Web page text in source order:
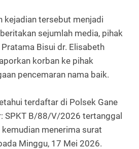
kejadian tersebut menjadi
sejumlah media, pihak
Bisui dr. Elisabeth
korban ke pihak
pencemaran nama baik.
terdaftar di Polsek Gane
SPKT B/88/V/2026 tertanggal
menerima surat
Minggu, 17 Mei 2026.